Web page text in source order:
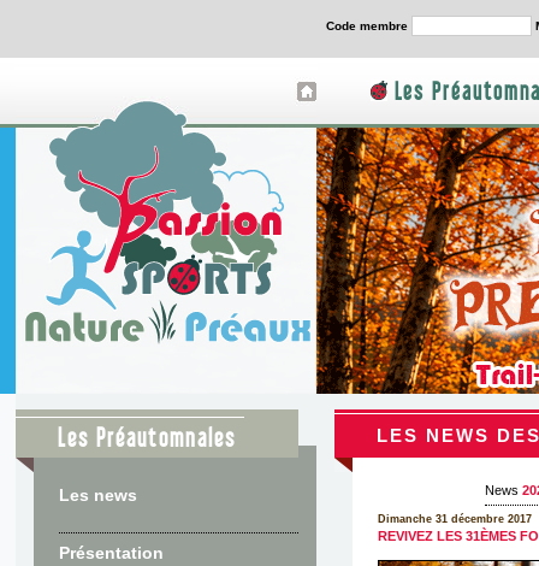
Code membre
Les
Les Préautomnales
Les news
Présentation
LES NEWS
News
Dimanche 31 décembre 2017
REVIVEZ LES 31ÈMES